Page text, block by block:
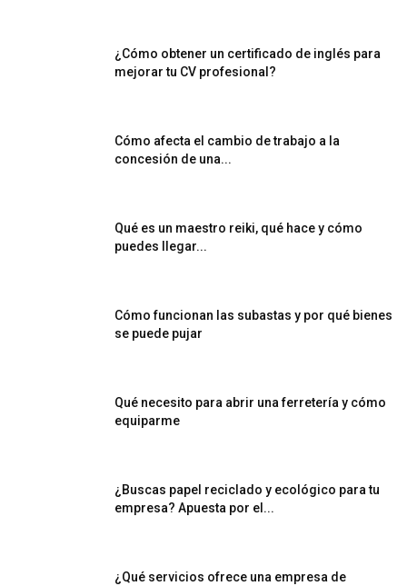
¿Cómo obtener un certificado de inglés para
mejorar tu CV profesional?
Cómo afecta el cambio de trabajo a la
concesión de una...
Qué es un maestro reiki, qué hace y cómo
puedes llegar...
Cómo funcionan las subastas y por qué bienes
se puede pujar
Qué necesito para abrir una ferretería y cómo
equiparme
¿Buscas papel reciclado y ecológico para tu
empresa? Apuesta por el...
¿Qué servicios ofrece una empresa de